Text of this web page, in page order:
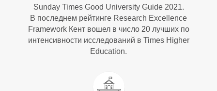
Sunday Times Good University Guide 2021.
В последнем рейтинге Research Excellence
Framework Кент вошел в число 20 лучших по
интенсивности исследований в Times Higher
Education.